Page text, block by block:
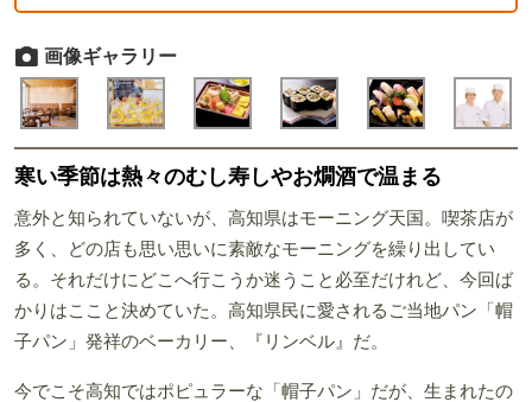
画像ギャラリー
寒い季節は熱々のむし寿しやお燗酒で温まる
意外と知られていないが、高知県はモーニング天国。喫茶店が
多く、どの店も思い思いに素敵なモーニングを繰り出してい
る。それだけにどこへ行こうか迷うこと必至だけれど、今回ば
かりはここと決めていた。高知県民に愛されるご当地パン「帽
子パン」発祥のベーカリー、『リンベル』だ。
今でこそ高知ではポピュラーな「帽子パン」だが、生まれたの